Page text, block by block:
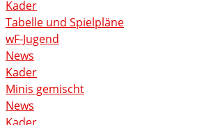
Kader
Tabelle und Spielpläne
wF-Jugend
News
Kader
Minis gemischt
News